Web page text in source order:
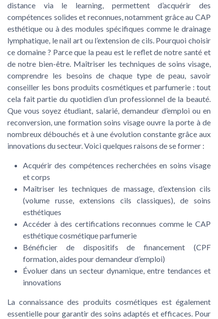
distance via le learning, permettent d’acquérir des
compétences solides et reconnues, notamment grâce au CAP
esthétique ou à des modules spécifiques comme le drainage
lymphatique, le nail art ou l’extension de cils. Pourquoi choisir
ce domaine ? Parce que la peau est le reflet de notre santé et
de notre bien-être. Maîtriser les techniques de soins visage,
comprendre les besoins de chaque type de peau, savoir
conseiller les bons produits cosmétiques et parfumerie : tout
cela fait partie du quotidien d’un professionnel de la beauté.
Que vous soyez étudiant, salarié, demandeur d’emploi ou en
reconversion, une formation soins visage ouvre la porte à de
nombreux débouchés et à une évolution constante grâce aux
innovations du secteur. Voici quelques raisons de se former :
Acquérir des compétences recherchées en soins visage
et corps
Maîtriser les techniques de massage, d’extension cils
(volume russe, extensions cils classiques), de soins
esthétiques
Accéder à des certifications reconnues comme le CAP
esthétique cosmétique parfumerie
Bénéficier de dispositifs de financement (CPF
formation, aides pour demandeur d’emploi)
Évoluer dans un secteur dynamique, entre tendances et
innovations
La connaissance des produits cosmétiques est également
essentielle pour garantir des soins adaptés et efficaces. Pour